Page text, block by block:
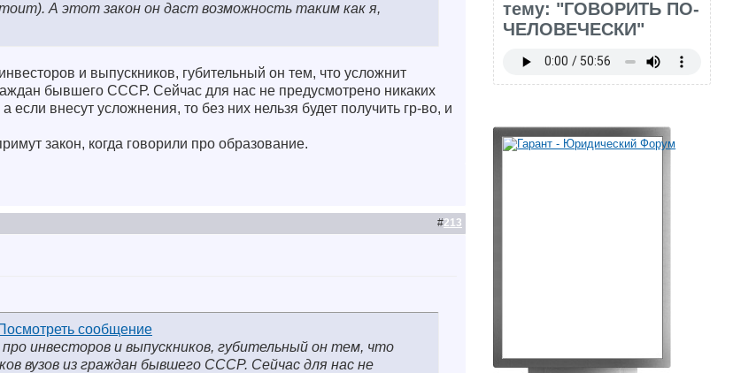
А этот закон он даст возможность таким как я,
и выпускников, губительный он тем, что усложнит
бывшего СССР. Сейчас для нас не предусмотрено никаких
внесут усложнения, то без них нельзя будет получить гр-во, и
закон, когда говорили про образование.
#213
инвесторов и выпускников, губительный он тем, что
вузов из граждан бывшего СССР. Сейчас для нас не
тему: "ГОВОРИТЬ ПО-
ЧЕЛОВЕЧЕСКИ"